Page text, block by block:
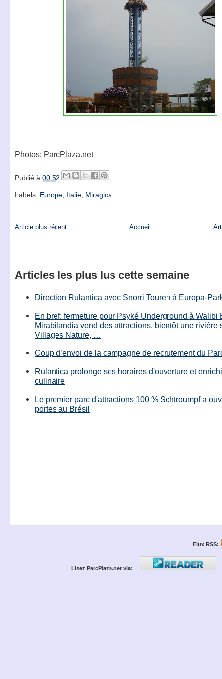
Photos: ParcPlaza.net
Publié à 00:52
Labels: Europe, Italie, Miragica
Article plus récent Accueil
Articles les plus lus cette semaine
Direction Rulantica avec Snorri Touren à Europa-
En bref: fermeture pour Psyké Underground à Walibi
Mirabilandia vend des attractions, bientôt une rivière
Villages Nature, …
Coup d’envoi de la campagne de recrutement du
Rulantica prolonge ses horaires d'ouverture et
culinaire
Le premier parc d'attractions 100 % Schtroumpf a
portes au Brésil
Flux RSS:
Lisez ParcPlaza.net via: